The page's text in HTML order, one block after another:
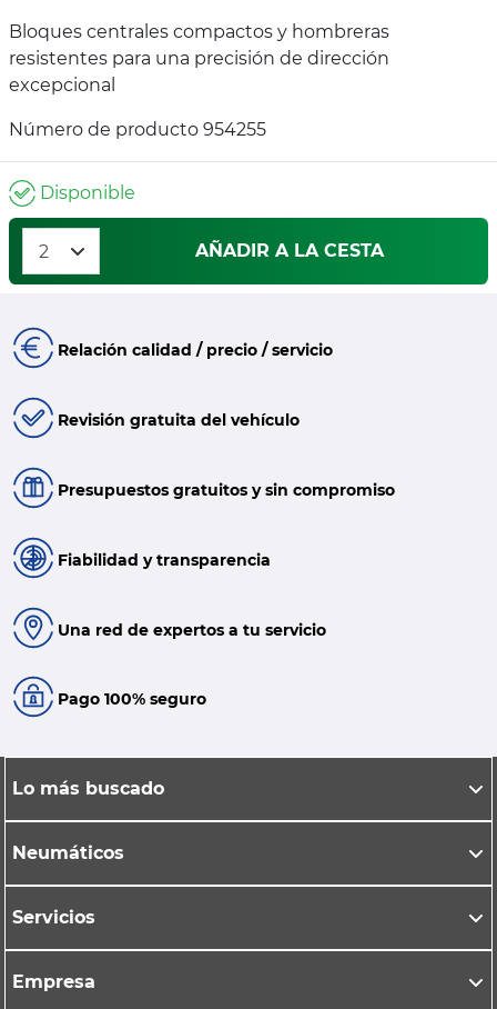
Bloques centrales compactos y hombreras
resistentes para una precisión de dirección
excepcional
Número de producto 954255
Disponible
AÑADIR A LA CESTA
Relación calidad / precio / servicio
Revisión gratuita del vehículo
Presupuestos gratuitos y sin compromiso
Fiabilidad y transparencia
Una red de expertos a tu servicio
Pago 100% seguro
Lo más buscado
Neumáticos
Servicios
Empresa